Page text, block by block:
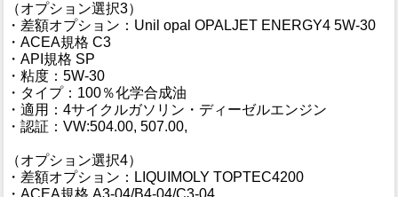
（オプション選択3）
・差額オプション：Unil opal OPALJET ENERGY4 5W-30
・ACEA規格 C3
・API規格 SP
・粘度：5W-30
・タイプ：100％化学合成油
・適用：4サイクルガソリン・ディーゼルエンジン
・認証：VW:504.00, 507.00,
（オプション選択4）
・差額オプション：LIQUIMOLY TOPTEC4200